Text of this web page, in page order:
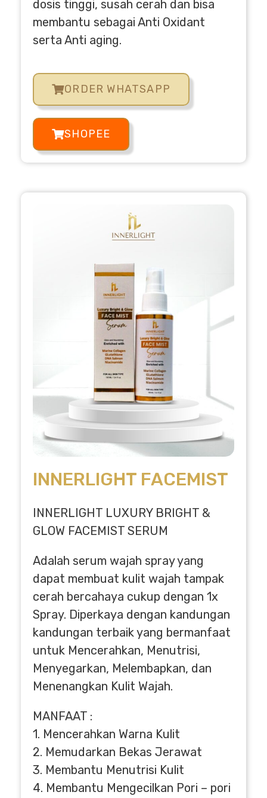
dosis tinggi, susah cerah dan bisa
membantu sebagai Anti Oxidant
serta Anti aging.
ORDER WHATSAPP
SHOPEE
INNERLIGHT FACEMIST
INNERLIGHT LUXURY BRIGHT &
GLOW FACEMIST SERUM
Adalah serum wajah spray yang
dapat membuat kulit wajah tampak
cerah bercahaya cukup dengan 1x
Spray. Diperkaya dengan kandungan
kandungan terbaik yang bermanfaat
untuk Mencerahkan, Menutrisi,
Menyegarkan, Melembapkan, dan
Menenangkan Kulit Wajah.
MANFAAT :
1. Mencerahkan Warna Kulit
2. Memudarkan Bekas Jerawat
3. Membantu Menutrisi Kulit
4. Membantu Mengecilkan Pori – pori